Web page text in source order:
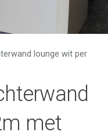
lounge wit per
met